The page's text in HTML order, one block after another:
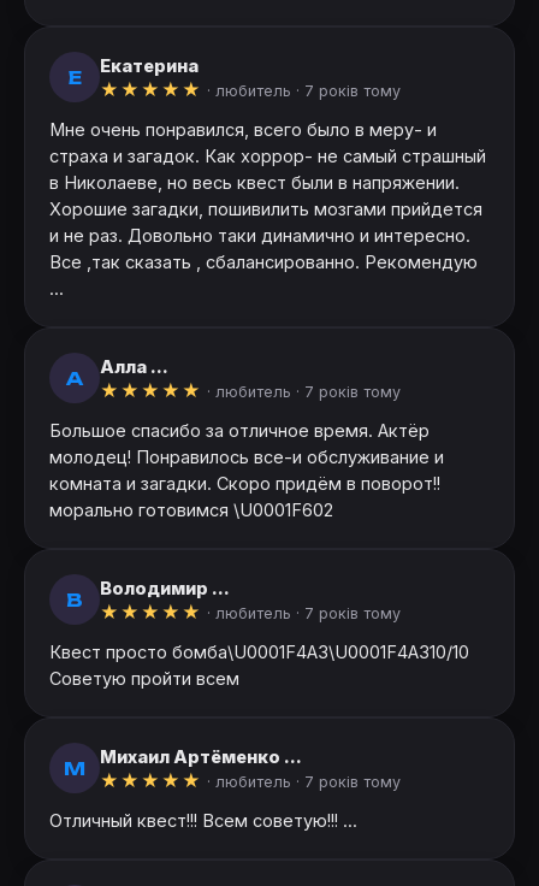
Е
Екатерина
★ ★ ★ ★ ★ · любитель · 7 років тому
Мне очень понравился, всего было в меру- и
страха и загадок. Как хоррор- не самый страшный
в Николаеве, но весь квест были в напряжении.
Хорошие загадки, пошивилить мозгами прийдется
и не раз. Довольно таки динамично и интересно.
Все ,так сказать , сбалансированно. Рекомендую
...
А
Алла ...
★ ★ ★ ★ ★ · любитель · 7 років тому
Большое спасибо за отличное время. Актёр
молодец! Понравилось все-и обслуживание и
комната и загадки. Скоро придём в поворот!!
морально готовимся \U0001F602
В
Володимир ...
★ ★ ★ ★ ★ · любитель · 7 років тому
Квест просто бомба\U0001F4A3\U0001F4A310/10
Советую пройти всем
М
Михаил Артёменко ...
★ ★ ★ ★ ★ · любитель · 7 років тому
Отличный квест!!! Всем советую!!! ...